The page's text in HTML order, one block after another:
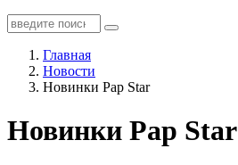
Главная
Новости
Новинки Pap Star
Новинки Pap Star